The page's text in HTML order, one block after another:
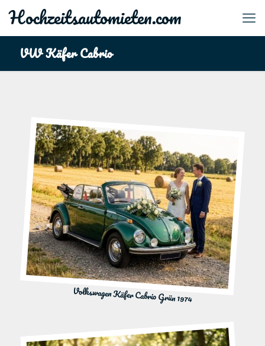
Hochzeitsautomieten.com
VW Käfer Cabrio
Volkswagen Käfer Cabrio Grün 1974